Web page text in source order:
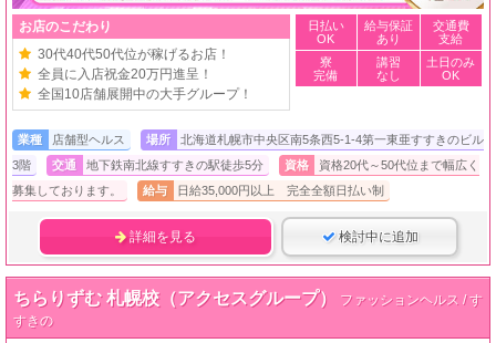
お店のこだわり
30代40代50代位が稼げるお店！
全員に入店祝金20万円進呈！
全国10店舗展開中の大手グループ！
日払い
OK
給与保証
あり
交通費
支給
寮
完備
講習
なし
土日のみ
OK
業種 店舗型ヘルス 場所
北海道札幌市中央区南5条西5-1-4第一東亜すすきのビル
3階
交通 地下鉄南北線すすきの駅徒歩5分 資格
資格20代～50代位まで幅広く
募集しております。
給与 日給35,000円以上 完全全額日払い制
詳細を見る 検討中に追加
ちらりずむ 札幌校（アクセスグループ）
ファッションヘルス / す
すきの